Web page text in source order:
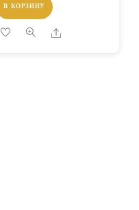
В КОРЗИНУ
Share